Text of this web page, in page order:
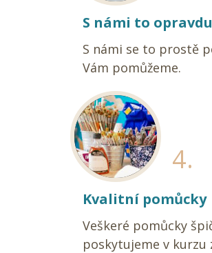
S námi to
S námi se to prostě
Vám pomůžeme.
4.
Kvalitní pomůcky
Veškeré pomůcky
poskytujeme v kurzu